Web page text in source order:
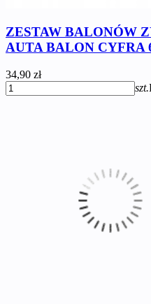
ZESTAW BALONÓW
AUTA BALON CYFRA
34,90 zł
szt.